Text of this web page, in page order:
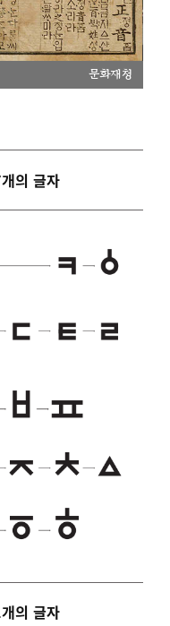
문화재청
의 글자
의 글자